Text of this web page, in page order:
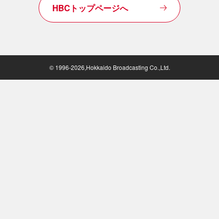
HBCトップページへ
© 1996-2026,Hokkaido Broadcasting Co.,Ltd.